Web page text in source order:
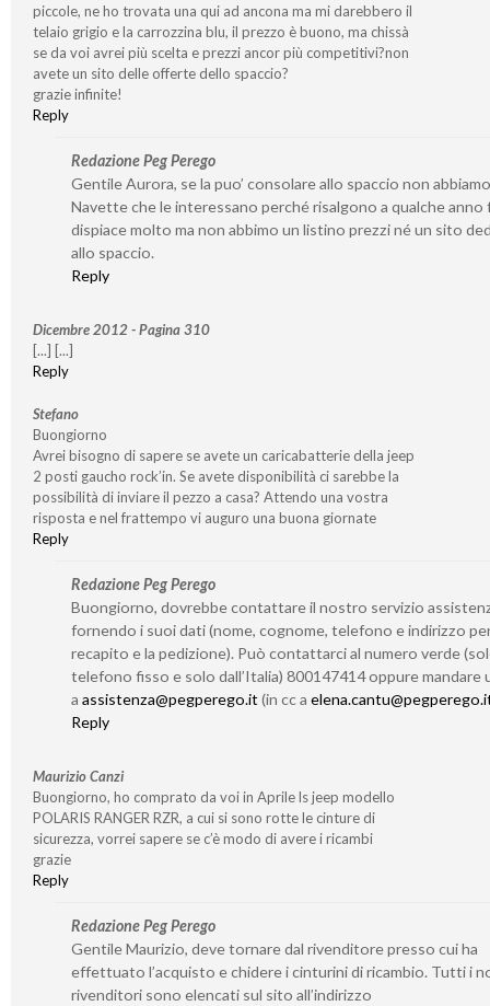
piccole, ne ho trovata una qui ad ancona ma mi darebbero il
telaio grigio e la carrozzina blu, il prezzo è buono, ma chissà
se da voi avrei più scelta e prezzi ancor più competitivi?non
avete un sito delle offerte dello spaccio?
grazie infinite!
Reply
Redazione Peg Perego
Gentile Aurora, se la puo’ consolare allo spaccio non
Navette che le interessano perché risalgono a qualche anno
dispiace molto ma non abbimo un listino prezzi né un sito
allo spaccio.
Reply
Dicembre 2012 - Pagina 310
[...] [...]
Reply
Stefano
Buongiorno
Avrei bisogno di sapere se avete un caricabatterie della jeep
2 posti gaucho rock’in. Se avete disponibilità ci sarebbe la
possibilità di inviare il pezzo a casa? Attendo una vostra
risposta e nel frattempo vi auguro una buona giornate
Reply
Redazione Peg Perego
Buongiorno, dovrebbe contattare il nostro servizio
fornendo i suoi dati (nome, cognome, telefono e indirizzo
recapito e la pedizione). Può contattarci al numero verde
telefono fisso e solo dall’Italia) 800147414 oppure mandare
a assistenza@pegperego.it(in cc a
Reply
Maurizio Canzi
Buongiorno, ho comprato da voi in Aprile ls jeep modello
POLARIS RANGER RZR, a cui si sono rotte le cinture di
sicurezza, vorrei sapere se c’è modo di avere i ricambi
grazie
Reply
Redazione Peg Perego
Gentile Maurizio, deve tornare dal rivenditore presso cui ha
effettuato l’acquisto e chidere i cinturini di ricambio. Tutti i
rivenditori sono elencati sul sito all’indirizzo